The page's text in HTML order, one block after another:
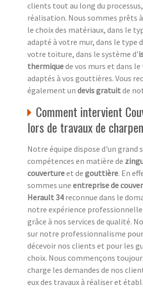
clients tout au long du processus,
réalisation. Nous sommes prêts
le choix des matériaux, dans le
adapté à votre mur, dans le type
votre toiture, dans le système d'
thermiquede vos murs et dans le
adaptés à vos gouttières. Vous
également un devis gratuitde
Comment intervient
lors de travaux de
Notre équipe dispose d'un grand
compétences en matière de
couvertureet de gouttière. En
sommes une entreprise de
Herault 34reconnue dans le
notre expérience
grâce à nos services de qualité.
sur notre professionnalisme
décevoir nos clients et pour les
choix. Nous commençons
charge les demandes de nos
eux des travaux à réaliser et